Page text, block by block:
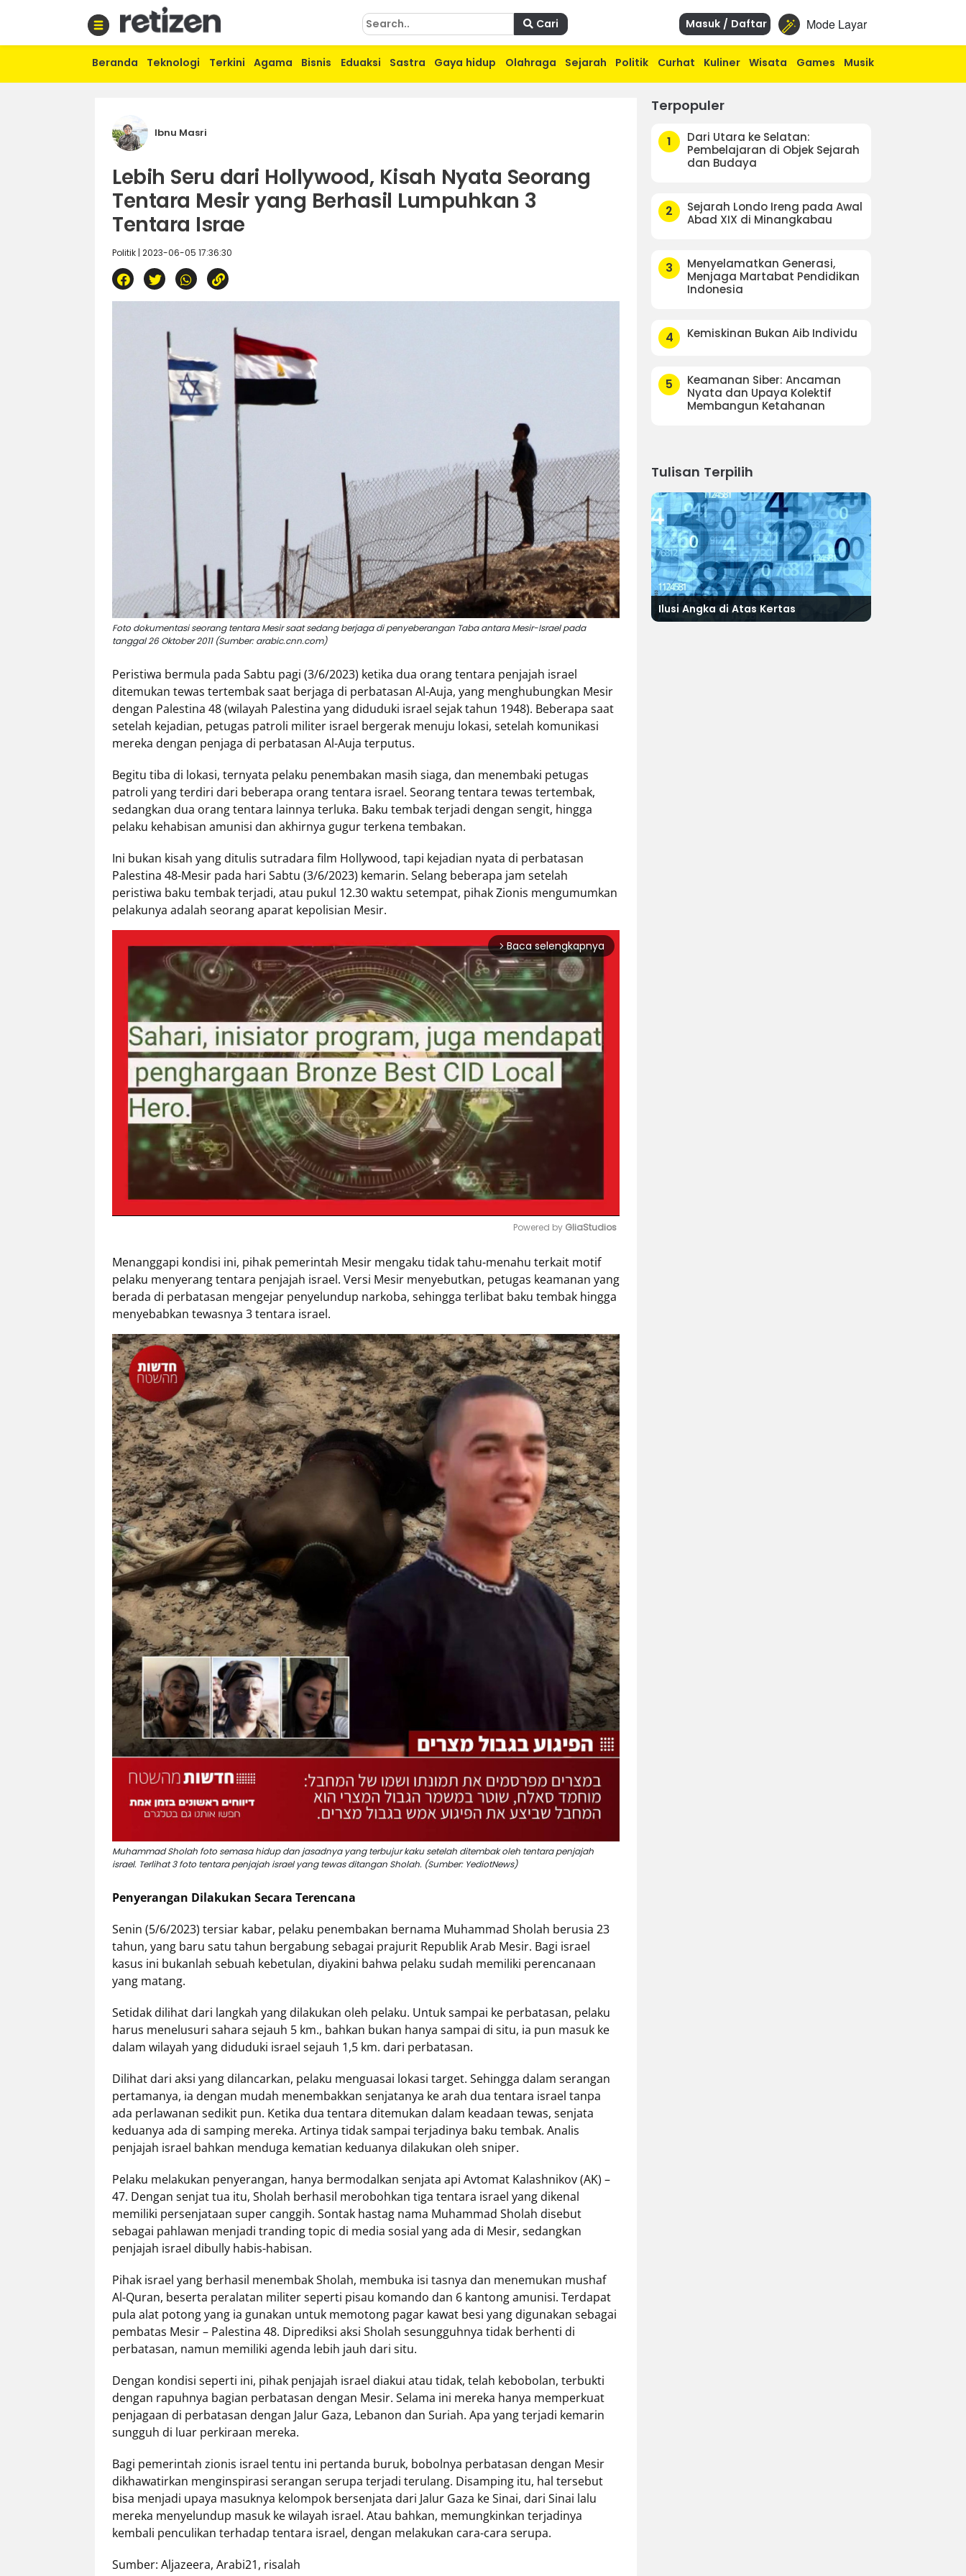
Mode Layar
Masuk / Daftar
Cari
Beranda Teknologi Terkini Agama Bisnis Eduaksi Sastra Gaya hidup Olahraga Sejarah Politik Curhat Kuliner Wisata Games Musik
Ibnu Masri
Lebih Seru dari Hollywood, Kisah Nyata Seorang
Tentara Mesir yang Berhasil Lumpuhkan 3
Tentara Israe
Politik | 2023-06-05 17:36:30
Foto dokumentasi seorang tentara Mesir saat sedang berjaga di penyeberangan Taba antara Mesir-Israel pada
tanggal 26 Oktober 2011 (Sumber: arabic.cnn.com)
Peristiwa bermula pada Sabtu pagi (3/6/2023) ketika dua orang tentara penjajah israel
ditemukan tewas tertembak saat berjaga di perbatasan Al-Auja, yang menghubungkan Mesir
dengan Palestina 48 (wilayah Palestina yang diduduki israel sejak tahun 1948). Beberapa saat
setelah kejadian, petugas patroli militer israel bergerak menuju lokasi, setelah komunikasi
mereka dengan penjaga di perbatasan Al-Auja terputus.
Begitu tiba di lokasi, ternyata pelaku penembakan masih siaga, dan menembaki petugas
patroli yang terdiri dari beberapa orang tentara israel. Seorang tentara tewas tertembak,
sedangkan dua orang tentara lainnya terluka. Baku tembak terjadi dengan sengit, hingga
pelaku kehabisan amunisi dan akhirnya gugur terkena tembakan.
Ini bukan kisah yang ditulis sutradara film Hollywood, tapi kejadian nyata di perbatasan
Palestina 48-Mesir pada hari Sabtu (3/6/2023) kemarin. Selang beberapa jam setelah
peristiwa baku tembak terjadi, atau pukul 12.30 waktu setempat, pihak Zionis mengumumkan
pelakunya adalah seorang aparat kepolisian Mesir.
arrow_forward_ios Baca selengkapnya
Mute
Powered by GliaStudios
Menanggapi kondisi ini, pihak pemerintah Mesir mengaku tidak tahu-menahu terkait motif
pelaku menyerang tentara penjajah israel. Versi Mesir menyebutkan, petugas keamanan yang
berada di perbatasan mengejar penyelundup narkoba, sehingga terlibat baku tembak hingga
menyebabkan tewasnya 3 tentara israel.
Muhammad Sholah foto semasa hidup dan jasadnya yang terbujur kaku setelah ditembak oleh tentara penjajah
israel. Terlihat 3 foto tentara penjajah israel yang tewas ditangan Sholah. (Sumber: YediotNews)
Penyerangan Dilakukan Secara Terencana
Senin (5/6/2023) tersiar kabar, pelaku penembakan bernama Muhammad Sholah berusia 23
tahun, yang baru satu tahun bergabung sebagai prajurit Republik Arab Mesir. Bagi israel
kasus ini bukanlah sebuah kebetulan, diyakini bahwa pelaku sudah memiliki perencanaan
yang matang.
Setidak dilihat dari langkah yang dilakukan oleh pelaku. Untuk sampai ke perbatasan, pelaku
harus menelusuri sahara sejauh 5 km., bahkan bukan hanya sampai di situ, ia pun masuk ke
dalam wilayah yang diduduki israel sejauh 1,5 km. dari perbatasan.
Dilihat dari aksi yang dilancarkan, pelaku menguasai lokasi target. Sehingga dalam serangan
pertamanya, ia dengan mudah menembakkan senjatanya ke arah dua tentara israel tanpa
ada perlawanan sedikit pun. Ketika dua tentara ditemukan dalam keadaan tewas, senjata
keduanya ada di samping mereka. Artinya tidak sampai terjadinya baku tembak. Analis
penjajah israel bahkan menduga kematian keduanya dilakukan oleh sniper.
Pelaku melakukan penyerangan, hanya bermodalkan senjata api Avtomat Kalashnikov (AK) –
47. Dengan senjat tua itu, Sholah berhasil merobohkan tiga tentara israel yang dikenal
memiliki persenjataan super canggih. Sontak hastag nama Muhammad Sholah disebut
sebagai pahlawan menjadi tranding topic di media sosial yang ada di Mesir, sedangkan
penjajah israel dibully habis-habisan.
Pihak israel yang berhasil menembak Sholah, membuka isi tasnya dan menemukan mushaf
Al-Quran, beserta peralatan militer seperti pisau komando dan 6 kantong amunisi. Terdapat
pula alat potong yang ia gunakan untuk memotong pagar kawat besi yang digunakan sebagai
pembatas Mesir – Palestina 48. Diprediksi aksi Sholah sesungguhnya tidak berhenti di
perbatasan, namun memiliki agenda lebih jauh dari situ.
Dengan kondisi seperti ini, pihak penjajah israel diakui atau tidak, telah kebobolan, terbukti
dengan rapuhnya bagian perbatasan dengan Mesir. Selama ini mereka hanya memperkuat
penjagaan di perbatasan dengan Jalur Gaza, Lebanon dan Suriah. Apa yang terjadi kemarin
sungguh di luar perkiraan mereka.
Bagi pemerintah zionis israel tentu ini pertanda buruk, bobolnya perbatasan dengan Mesir
dikhawatirkan menginspirasi serangan serupa terjadi terulang. Disamping itu, hal tersebut
bisa menjadi upaya masuknya kelompok bersenjata dari Jalur Gaza ke Sinai, dari Sinai lalu
mereka menyelundup masuk ke wilayah israel. Atau bahkan, memungkinkan terjadinya
kembali penculikan terhadap tentara israel, dengan melakukan cara-cara serupa.
Sumber: Aljazeera, Arabi21, risalah
Terpopuler
1
Dari Utara ke Selatan:
Pembelajaran di Objek Sejarah
dan Budaya
2
Sejarah Londo Ireng pada Awal
Abad XIX di Minangkabau
3
Menyelamatkan Generasi,
Menjaga Martabat Pendidikan
Indonesia
4 Kemiskinan Bukan Aib Individu
5
Keamanan Siber: Ancaman
Nyata dan Upaya Kolektif
Membangun Ketahanan
Tulisan Terpilih
Ilusi Angka di Atas Kertas
Olahraga